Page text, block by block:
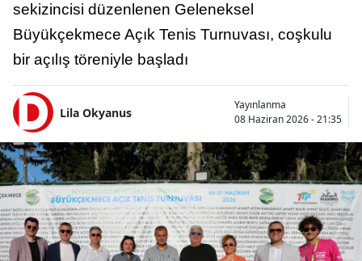
sekizincisi düzenlenen Geleneksel
Büyükçekmece Açık Tenis Turnuvası, coşkulu
bir açılış töreniyle başladı
Lila Okyanus
Yayınlanma
08 Haziran 2026 - 21:35